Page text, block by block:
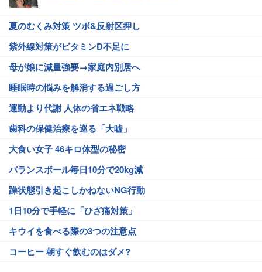
夏のむくみ対策 ツボ&反射区押し
紫外線対策がビタミンD不足に
母が娘に減量強要→家庭内別居へ
睡眠時の悩みを解消する過ごし方
運動より代謝 人体の省エネ戦略
歯科の保健治療を巡る「大嘘」
大食い女子 46キロ体型の秘密
バランスボール毎日10分で20kg減
躁状態引き起こしかねないNG行動
1日10分で手軽に「ひざ痛対策」
キウイを食べる際の3つの注意点
コーヒー 朝すぐ飲むのはダメ?